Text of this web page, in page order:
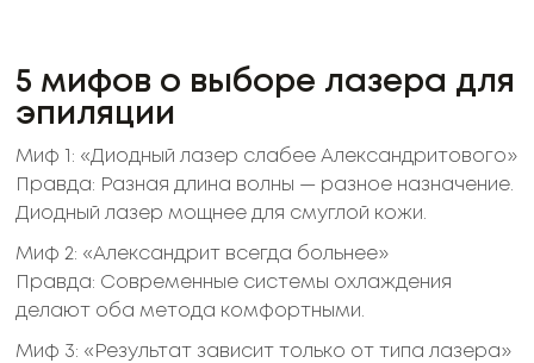
5 мифов о выборе лазера для
эпиляции
Миф 1: «Диодный лазер слабее Александритового»
Правда: Разная длина волны — разное назначение.
Диодный лазер мощнее для смуглой кожи.
Миф 2: «Александрит всегда больнее»
Правда: Современные системы охлаждения
делают оба метода комфортными.
Миф 3: «Результат зависит только от типа лазера»